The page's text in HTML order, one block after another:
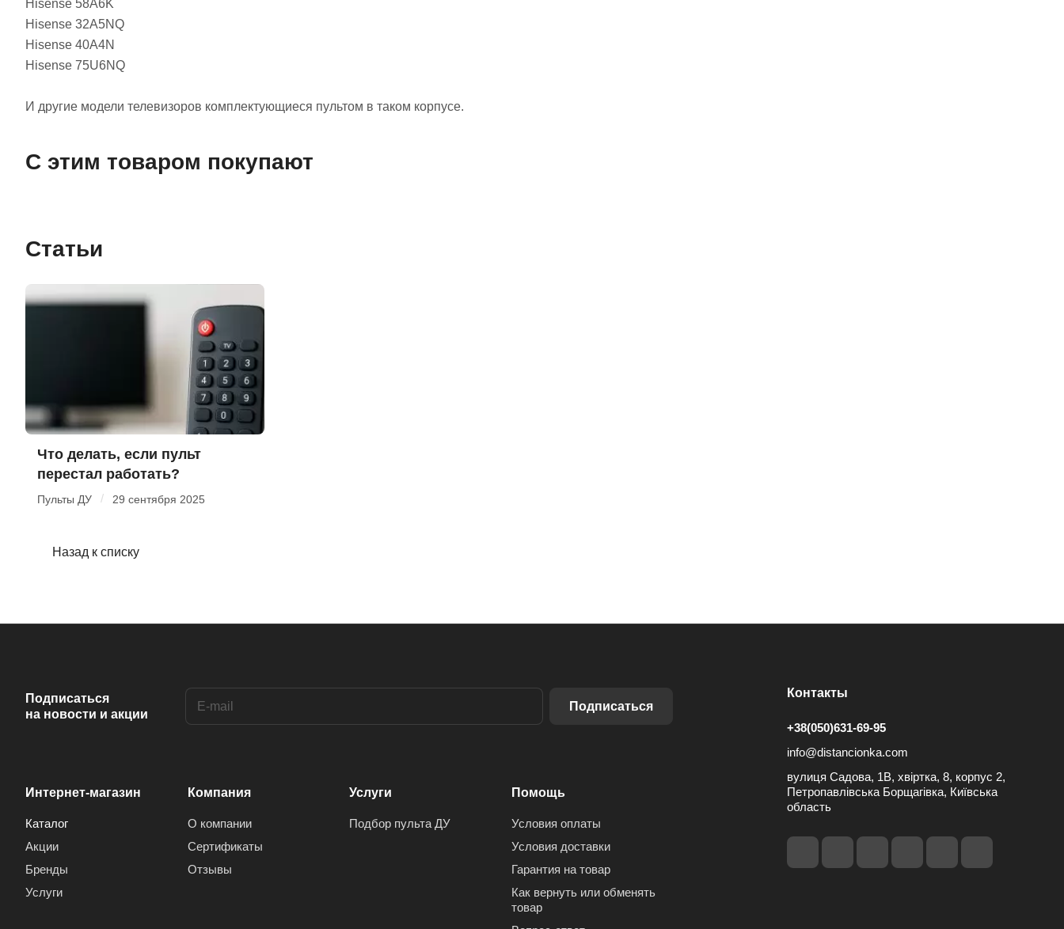
Hisense 58A6K
Hisense 32A5NQ
Hisense 40A4N
Hisense 75U6NQ
И другие модели телевизоров комплектующиеся пультом в таком корпусе.
С этим товаром покупают
Статьи
Что делать, если пульт
перестал работать?
Пульты ДУ / 29 сентября 2025
Назад к списку
Подписаться
на новости и акции
Подписаться
Интернет-магазин
Каталог
Акции
Бренды
Услуги
Компания
О компании
Сертификаты
Отзывы
Услуги
Подбор пульта ДУ
Помощь
Условия оплаты
Условия доставки
Гарантия на товар
Как вернуть или обменять
товар
Контакты
+38(050)631-69-95
info@distancionka.com
вулиця Садова, 1В, хвіртка, 8, корпус 2,
Петропавлівська Борщагівка, Київська
область